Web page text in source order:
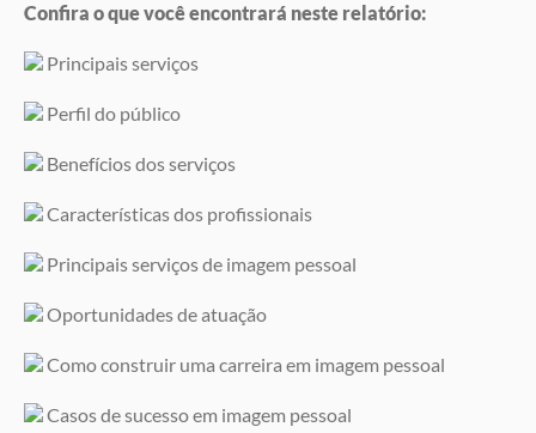
Confira o que você encontrará neste relatório:
Principais serviços
Perfil do público
Benefícios dos serviços
Características dos profissionais
Principais serviços de imagem pessoal
Oportunidades de atuação
Como construir uma carreira em imagem pessoal
Casos de sucesso em imagem pessoal